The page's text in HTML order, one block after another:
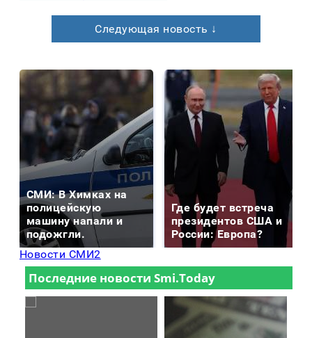
Следующая новость ↓
СМИ: В Химках на
полицейскую
машину напали и
подожгли.
Где будет встреча
президентов США и
России: Европа?
Новости СМИ2